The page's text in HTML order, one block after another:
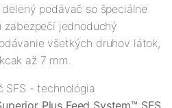
podávač so špeciálne
zabezpečí jednoduchý
všetkých druhov látok,
až 7 mm.
SFS - technológia